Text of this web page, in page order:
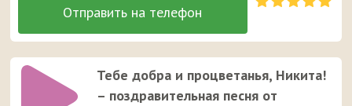
Тебе добра и процветанья, Никита!
– поздравительная песня от